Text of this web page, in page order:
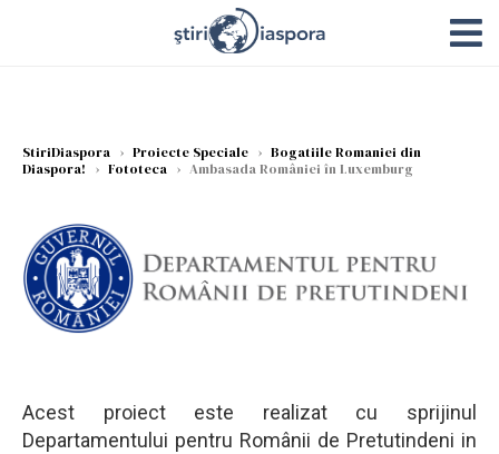
StiriDiaspora › Proiecte Speciale › Bogatiile Romaniei din
Diaspora!
› Fototeca › Ambasada României în Luxemburg
Acest proiect este realizat cu sprijinul
Departamentului pentru Românii de Pretutindeni in